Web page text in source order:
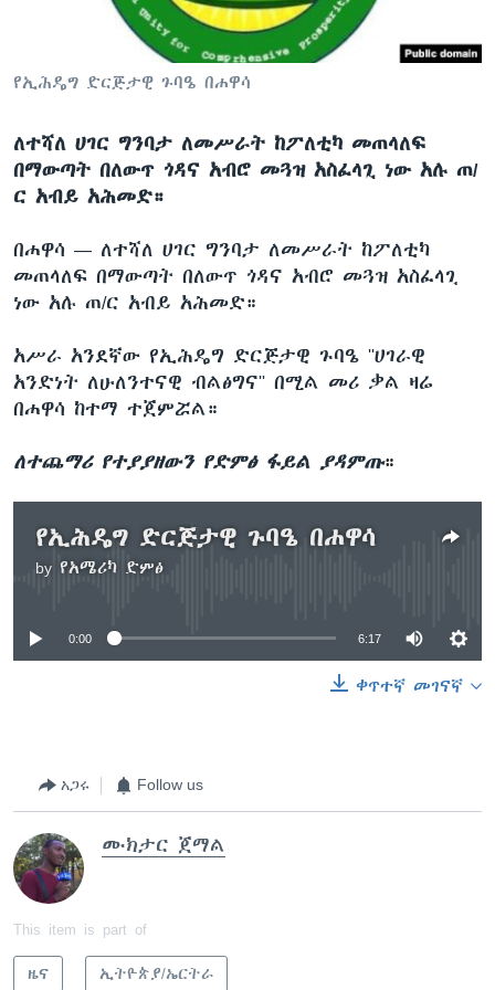
ቋንቋዎች
የኢሕዴግ ድርጅታዊ ጉባዔ በሐዋሳ
ለተሻለ ሀገር ግንባታ ለመሥራት ከፖለቲካ መጠላለፍ
በማውጣት በለውጥ ጎዳና አብሮ መጓዝ አስፈላጊ ነው አሉ ጠ/
ር አብይ አሕመድ።
በሐዋሳ — ለተሻለ ሀገር ግንባታ ለመሥራት ከፖለቲካ
መጠላለፍ በማውጣት በለውጥ ጎዳና አብሮ መጓዝ አስፈላጊ
ነው አሉ ጠ/ር አብይ አሕመድ።
አሥራ አንደኛው የኢሕዴግ ድርጅታዊ ጉባዔ ''ሀገራዊ
አንድነት ለሁለንተናዊ ብልፅግና'' በሚል መሪ ቃል ዛሬ
በሐዋሳ ከተማ ተጀምሯል።
ለተጨማሪ የተያያዘውን የድምፅ ፋይል ያዳምጡ።
የኢሕዴግ ድርጅታዊ ጉባዔ በሐዋሳ
by የአሜሪካ ድምፅ
No media source currently available
0:00 6:17
ቀጥተኛ መገናኛ
አጋሩ Follow us
ሙክታር ጀማል
This item is part of
ዜና ኢትዮጵያ/ኤርትራ